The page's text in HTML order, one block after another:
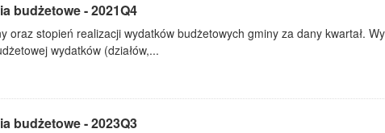
budżetowe - 2021Q4
oraz stopień realizacji wydatków budżetowych gminy za dany kwartał.
wydatków (działów,...
budżetowe - 2023Q3